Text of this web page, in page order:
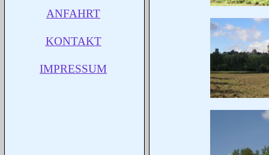
ANFAHRT
KONTAKT
IMPRESSUM